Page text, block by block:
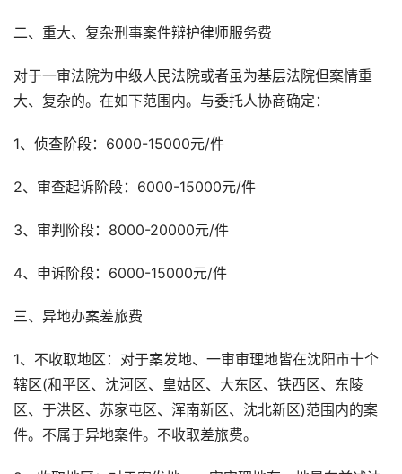
二、重大、复杂刑事案件辩护律师服务费
对于一审法院为中级人民法院或者虽为基层法院但案情重
大、复杂的。在如下范围内。与委托人协商确定：
1、侦查阶段：6000-15000元/件
2、审查起诉阶段：6000-15000元/件
3、审判阶段：8000-20000元/件
4、申诉阶段：6000-15000元/件
三、异地办案差旅费
1、不收取地区：对于案发地、一审审理地皆在沈阳市十个
辖区(和平区、沈河区、皇姑区、大东区、铁西区、东陵
区、于洪区、苏家屯区、浑南新区、沈北新区)范围内的案
件。不属于异地案件。不收取差旅费。